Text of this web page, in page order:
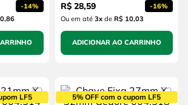
-14%
R$ 28,59 -16%
Ou em até 3xde R$ 10,03
ADICIONAR AO CARRINHO
LF5 5% OFF com o cupom LF5